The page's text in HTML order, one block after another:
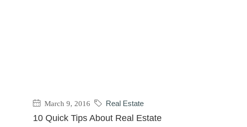
March 9, 2016 Real Estate
10 Quick Tips About Real Estate